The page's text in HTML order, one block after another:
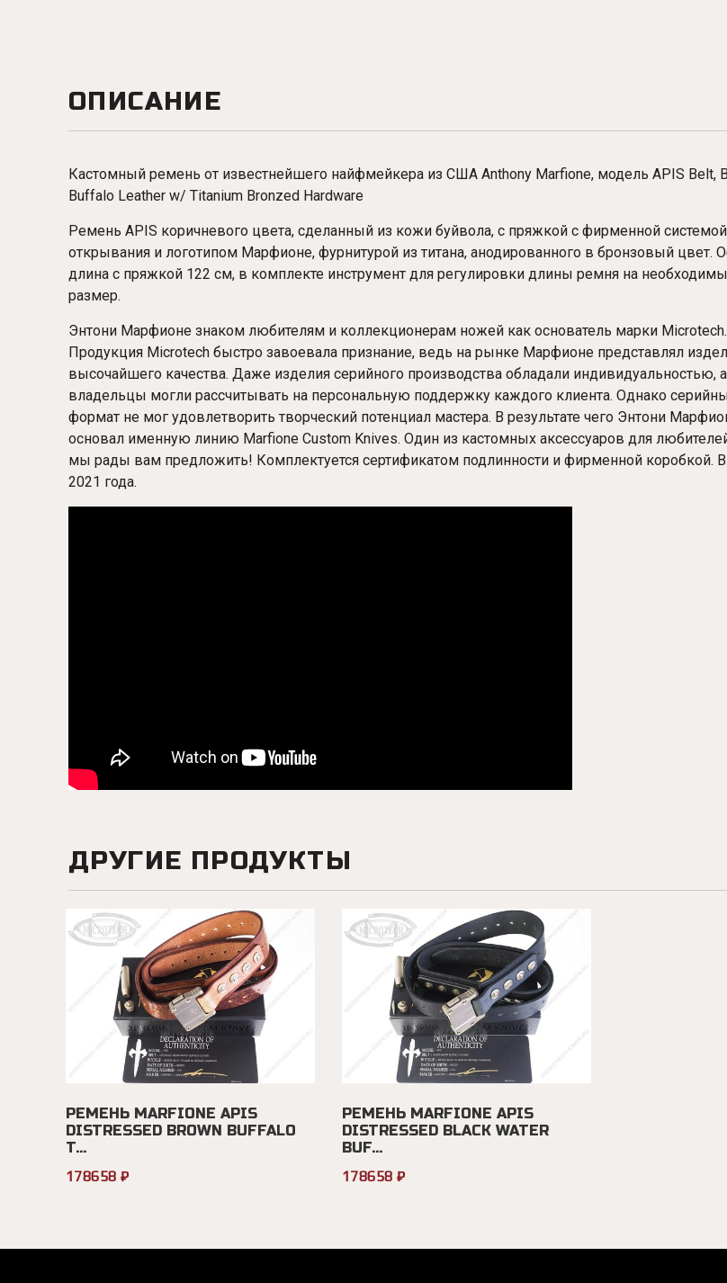
ОПИСАНИЕ
Кастомный ремень от известнейшего найфмейкера из США Anthony Marfione, модель APIS Belt,
Buffalo Leather w/ Titanium Bronzed Hardware
Ремень APIS коричневого цвета, сделанный из кожи буйвола, с пряжкой с фирменной системой
открывания и логотипом Марфионе, фурнитурой из титана, анодированного в бронзовый цвет.
длина с пряжкой 122 см, в комплекте инструмент для регулировки длины ремня на
размер.
Энтони Марфионе знаком любителям и коллекционерам ножей как основатель марки Microtech.
Продукция Microtech быстро завоевала признание, ведь на рынке Марфионе представлял
высочайшего качества. Даже изделия серийного производства обладали индивидуальностью,
владельцы могли рассчитывать на персональную поддержку каждого клиента. Однако
формат не мог удовлетворить творческий потенциал мастера. В результате чего Энтони
основал именную линию Marfione Custom Knives. Один из кастомных аксессуаров для
мы рады вам предложить! Комплектуется сертификатом подлинности и фирменной коробкой.
2021 года.
ДРУГИЕ ПРОДУКТЫ
РЕМЕНЬ MARFIONE APIS
DISTRESSED BROWN BUFFALO
T...
178658 ₽
РЕМЕНЬ MARFIONE APIS
DISTRESSED BLACK WATER
BUF...
178658 ₽